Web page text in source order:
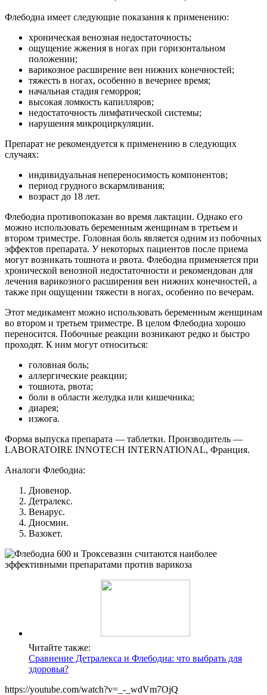
Флебодиа имеет следующие показания к применению:
хроническая венозная недостаточность;
ощущение жжения в ногах при горизонтальном
положении;
варикозное расширение вен нижних конечностей;
тяжесть в ногах, особенно в вечернее время;
начальная стадия геморроя;
высокая ломкость капилляров;
недостаточность лимфатической системы;
нарушения микроциркуляции.
Препарат не рекомендуется к применению в следующих
случаях:
индивидуальная непереносимость компонентов;
период грудного вскармливания;
возраст до 18 лет.
Флебодиа противопоказан во время лактации. Однако его
можно использовать беременным женщинам в третьем и
втором триместре. Головная боль является одним из побочных
эффектов препарата. У некоторых пациентов после приема
могут возникать тошнота и рвота. Флебодиа применяется при
хронической венозной недостаточности и рекомендован для
лечения варикозного расширения вен нижних конечностей, а
также при ощущении тяжести в ногах, особенно по вечерам.
Этот медикамент можно использовать беременным женщинам
во втором и третьем триместре. В целом Флебодиа хорошо
переносится. Побочные реакции возникают редко и быстро
проходят. К ним могут относиться:
головная боль;
аллергические реакции;
тошнота, рвота;
боли в области желудка или кишечника;
диарея;
изжога.
Форма выпуска препарата — таблетки. Производитель —
LABORATOIRE INNOTECH INTERNATIONAL, Франция.
Аналоги Флебодиа:
Диовенор.
Детралекс.
Венарус.
Диосмин.
Вазокет.
Читайте также:
Сравнение Детралекса и Флебодиа: что выбрать для
здоровья?
https://youtube.com/watch?v=_-_wdVm7OjQ